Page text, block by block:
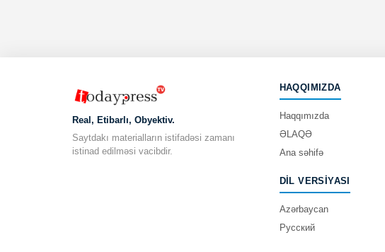
Real, Etibarlı, Obyektiv.
Saytdakı materialların istifadəsi zamanı
istinad edilməsi vacibdir.
HAQQIMIZDA
Haqqımızda
ƏLAQƏ
Ana səhifə
DIL VERSIYASI
Azərbaycan
Русский